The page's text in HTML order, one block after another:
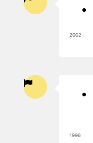
2002
1996